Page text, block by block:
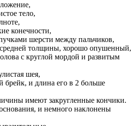
тело,
конечности,
шерсти между пальчиков,
толщины, хорошо опушенный,
с круглой мордой и развитым
шея,
брейк, и длина его в 2 больше
имеют закругленные кончики.
и немного наклонены